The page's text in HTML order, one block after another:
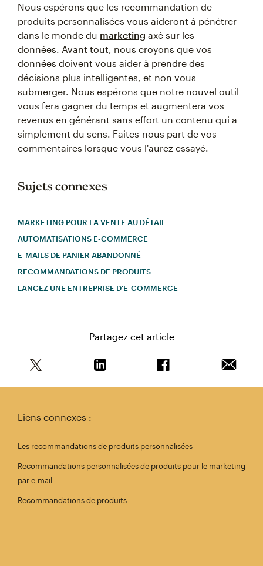
Nous espérons que les recommandation de
produits personnalisées vous aideront à pénétrer
dans le monde du marketing axé sur les
données. Avant tout, nous croyons que vos
données doivent vous aider à prendre des
décisions plus intelligentes, et non vous
submerger. Nous espérons que notre nouvel outil
vous fera gagner du temps et augmentera vos
revenus en générant sans effort un contenu qui a
simplement du sens. Faites-nous part de vos
commentaires lorsque vous l'aurez essayé.
Sujets connexes
MARKETING POUR LA VENTE AU DÉTAIL
AUTOMATISATIONS E-COMMERCE
E-MAILS DE PANIER ABANDONNÉ
RECOMMANDATIONS DE PRODUITS
LANCEZ UNE ENTREPRISE D'E-COMMERCE
Partagez cet article
Liens connexes :
Les recommandations de produits personnalisées
Recommandations personnalisées de produits pour le marketing
par e-mail
Recommandations de produits